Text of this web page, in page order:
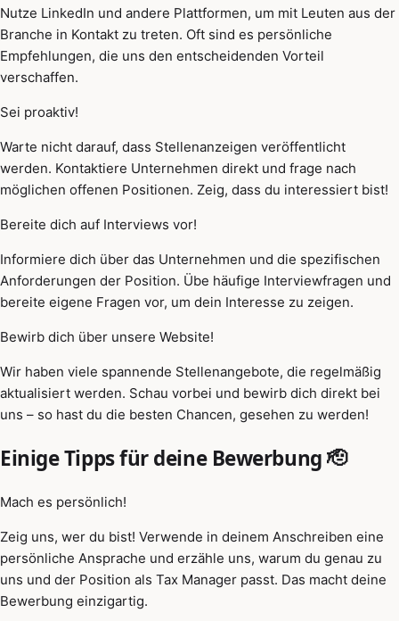
Nutze LinkedIn und andere Plattformen, um mit Leuten aus der
Branche in Kontakt zu treten. Oft sind es persönliche
Empfehlungen, die uns den entscheidenden Vorteil
verschaffen.
Sei proaktiv!
Warte nicht darauf, dass Stellenanzeigen veröffentlicht
werden. Kontaktiere Unternehmen direkt und frage nach
möglichen offenen Positionen. Zeig, dass du interessiert bist!
Bereite dich auf Interviews vor!
Informiere dich über das Unternehmen und die spezifischen
Anforderungen der Position. Übe häufige Interviewfragen und
bereite eigene Fragen vor, um dein Interesse zu zeigen.
Bewirb dich über unsere Website!
Wir haben viele spannende Stellenangebote, die regelmäßig
aktualisiert werden. Schau vorbei und bewirb dich direkt bei
uns – so hast du die besten Chancen, gesehen zu werden!
Einige Tipps für deine Bewerbung 🫡
Mach es persönlich!
Zeig uns, wer du bist! Verwende in deinem Anschreiben eine
persönliche Ansprache und erzähle uns, warum du genau zu
uns und der Position als Tax Manager passt. Das macht deine
Bewerbung einzigartig.